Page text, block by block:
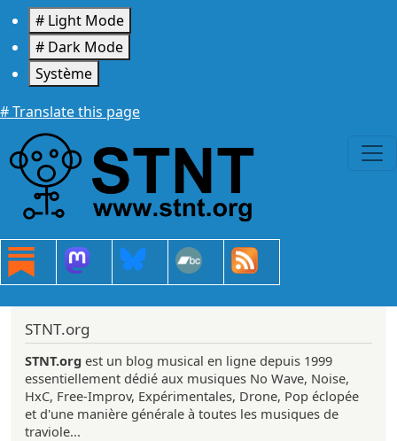
Aller au contenu principal
# Light Mode
# Dark Mode
Système
# Translate this page
STNT.org
STNT.org est un blog musical en ligne depuis 1999
essentiellement dédié aux musiques No Wave, Noise,
HxC, Free-Improv, Expérimentales, Drone, Pop éclopée
et d'une manière générale à toutes les musiques de
traviole...